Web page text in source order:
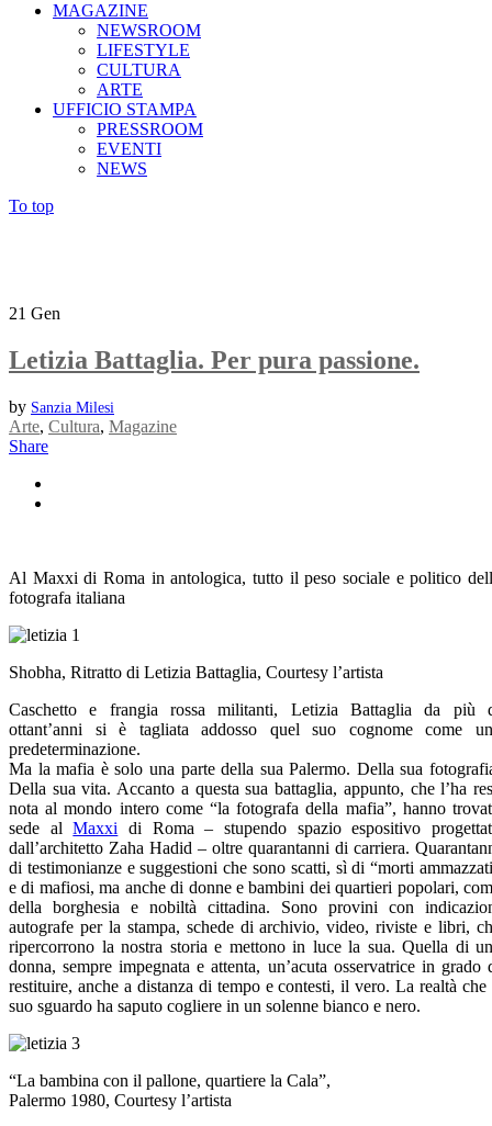
MAGAZINE
NEWSROOM
LIFESTYLE
CULTURA
ARTE
UFFICIO STAMPA
PRESSROOM
EVENTI
NEWS
To top
21 Gen
Letizia Battaglia. Per pura passione.
by Sanzia Milesi
Arte, Cultura, Magazine
Share
Al Maxxi di Roma in antologica, tutto il peso sociale e politico
fotografa italiana
Shobha, Ritratto di Letizia Battaglia, Courtesy l’artista
Caschetto e frangia rossa militanti, Letizia Battaglia da più
ottant’anni si è tagliata addosso quel suo cognome come
predeterminazione.
Ma la mafia è solo una parte della sua Palermo. Della sua
Della sua vita. Accanto a questa sua battaglia, appunto, che l’ha
nota al mondo intero come “la fotografa della mafia”, hanno
sede alMaxxi di Roma – stupendo spazio espositivo
dall’architetto Zaha Hadid – oltre quarantanni di carriera.
di testimonianze e suggestioni che sono scatti, sì di “morti
e di mafiosi, ma anche di donne e bambini dei quartieri popolari,
della borghesia e nobiltà cittadina. Sono provini con
autografe per la stampa, schede di archivio, video, riviste e libri,
ripercorrono la nostra storia e mettono in luce la sua. Quella di
donna, sempre impegnata e attenta, un’acuta osservatrice in grado
restituire, anche a distanza di tempo e contesti, il vero. La realtà
suo sguardo ha saputo cogliere in un solenne bianco e nero.
“La bambina con il pallone, quartiere la Cala”,
Palermo 1980, Courtesy l’artista